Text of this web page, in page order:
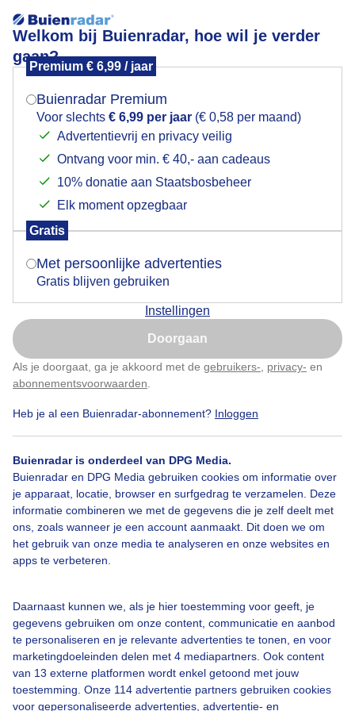
Welkom bij Buienradar, hoe wil je verder
gaan?
Premium € 6,99 / jaar
Buienradar Premium
Voor slechts € 6,99 per jaar (€ 0,58 per maand)
Advertentievrij en privacy veilig
Ontvang voor min. € 40,- aan cadeaus
10% donatie aan Staatsbosbeheer
Elk moment opzegbaar
Gratis
Met persoonlijke advertenties
Gratis blijven gebruiken
Instellingen
Doorgaan
Als je doorgaat, ga je akkoord met de gebruikers- privacy- en
abonnementsvoorwaarden
Heb je al een Buienradar-abonnement? Inloggen
Buienradar is onderdeel van DPG Media.
Buienradar en DPG Media gebruiken cookies om informatie over
je apparaat, locatie, browser en surfgedrag te verzamelen. Deze
informatie combineren we met de gegevens die je zelf deelt met
ons, zoals wanneer je een account aanmaakt. Dit doen we om
het gebruik van onze media te analyseren en onze websites en
apps te verbeteren.
Daarnaast kunnen we, als je hier toestemming voor geeft, je
gegevens gebruiken om onze content, communicatie en aanbod
te personaliseren en je relevante advertenties te tonen, en voor
marketingdoeleinden delen met 4 mediapartners. Ook content
van 13 externe platformen wordt enkel getoond met jouw
toestemming. Onze 114 advertentie partners gebruiken cookies
voor gepersonaliseerde advertenties, advertentie- en
motregendruppels
Populaire categorieën
Lente
Zomer
Over Buienradar
Bedrijfsgegevens
Veelgestelde vragen
Contact
Gebruikersvoorwaarden
Adverteren
Buienradar Team
Privacy beleid
Mogen we je locatie gebruiken voor het
Indien je hier nog geen akkoord op hebt gegeven,
verschijnt er zo een pop-up uit je browser waarin
Is goed, toon de popup
Nu niet, misschien later
Klik hierom dit aan te passen